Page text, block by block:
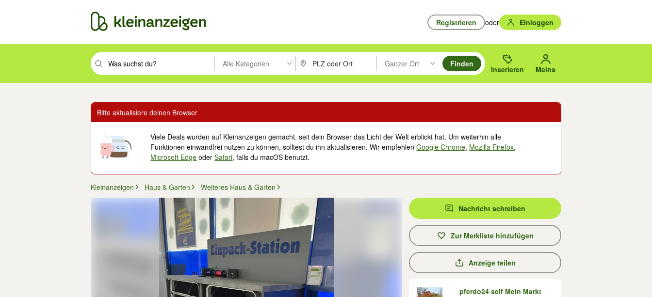
Registrieren oder Einloggen
Suchbegriff eingeben. Eingabetaste drücken um zu suchen, oder Vorschläge mit den Pfeiltasten nach oben/unten durchsuchen und mit Eingabetaste auswählen.
Alle Kategorien PLZ oder Ort eingeben. Eingabetaste drücken um zu suchen, oder Vorschläge mit den Pfeiltasten nach oben/
Ganzer Ort
Suche im Umkreis des gewählten Orts oder PLZ.
Finden
Inserieren Meins
Bitte aktualisiere deinen Browser
Viele Deals wurden auf Kleinanzeigen gemacht, seit dein Browser das Licht der Welt erblickt hat. Um weiterhin alle
Funktionen einwandfrei nutzen zu können, solltest du ihn aktualisieren. Wir empfehlenGoogle Chrome, Mozilla Firefox,
Microsoft Edge oderSafari, falls du macOS benutzt.
Kleinanzeigen Haus & Garten Weiteres Haus & Garten
Nachricht schreiben
Zur Merkliste hinzufügen
Anzeige teilen
pferdo24 self Mein Markt